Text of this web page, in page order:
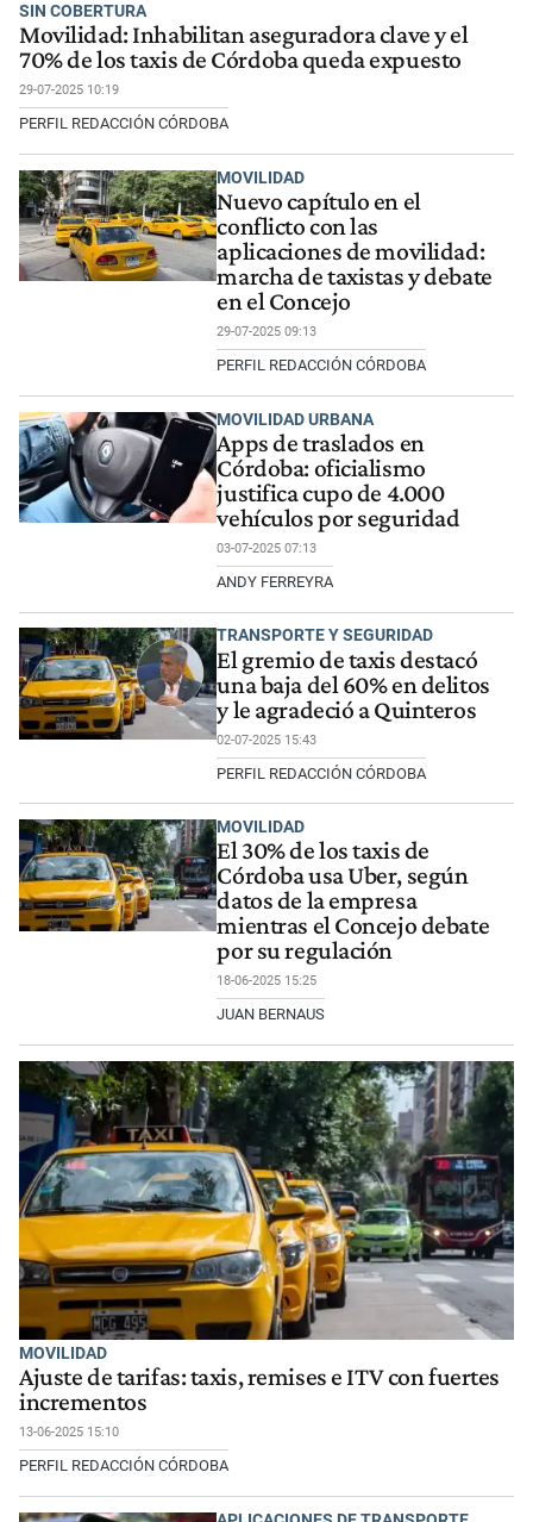
SIN COBERTURA
Movilidad: Inhabilitan aseguradora clave y el
70% de los taxis de Córdoba queda expuesto
29-07-2025 10:19
PERFIL REDACCIÓN CÓRDOBA
MOVILIDAD
Nuevo capítulo en el
conflicto con las
aplicaciones de movilidad:
marcha de taxistas y debate
en el Concejo
29-07-2025 09:13
PERFIL REDACCIÓN CÓRDOBA
MOVILIDAD URBANA
Apps de traslados en
Córdoba: oficialismo
justifica cupo de 4.000
vehículos por seguridad
03-07-2025 07:13
ANDY FERREYRA
TRANSPORTE Y SEGURIDAD
El gremio de taxis destacó
una baja del 60% en delitos
y le agradeció a Quinteros
02-07-2025 15:43
PERFIL REDACCIÓN CÓRDOBA
MOVILIDAD
El 30% de los taxis de
Córdoba usa Uber, según
datos de la empresa
mientras el Concejo debate
por su regulación
18-06-2025 15:25
JUAN BERNAUS
MOVILIDAD
Ajuste de tarifas: taxis, remises e ITV con fuertes
incrementos
13-06-2025 15:10
PERFIL REDACCIÓN CÓRDOBA